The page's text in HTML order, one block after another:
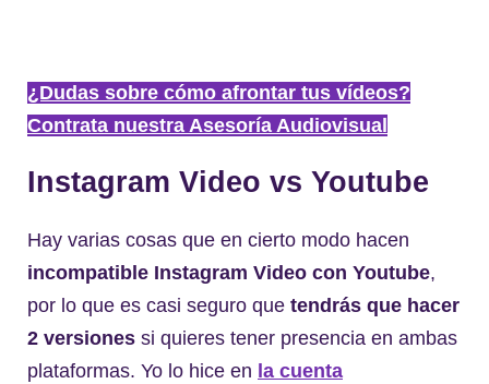
¿Dudas sobre cómo afrontar tus vídeos?
Contrata nuestra Asesoría Audiovisual
Instagram Video vs Youtube
Hay varias cosas que en cierto modo hacen
incompatible Instagram Video con Youtube,
por lo que es casi seguro que tendrás que hacer
2 versiones si quieres tener presencia en ambas
plataformas. Yo lo hice en la cuenta